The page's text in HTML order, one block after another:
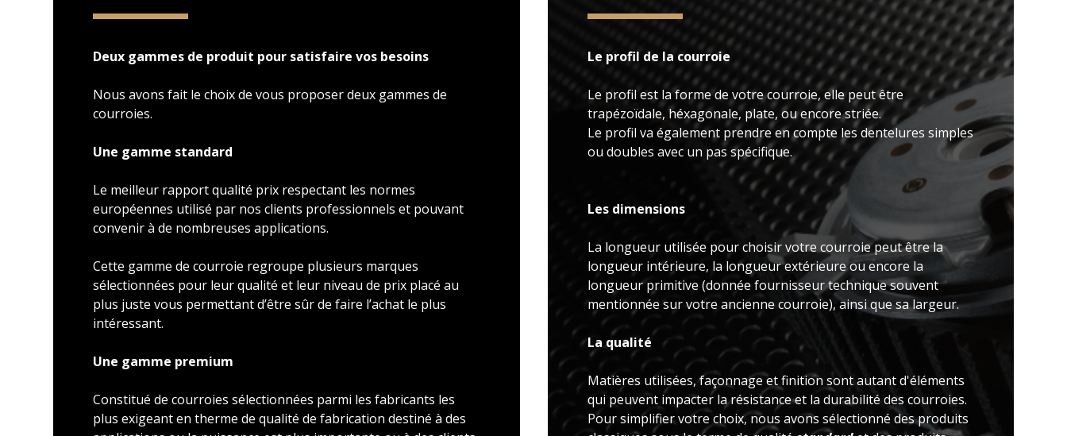
Deux gammes de produit pour satisfaire vos besoins
Nous avons fait le choix de vous proposer deux gammes de
courroies.
Une gamme standard
Le meilleur rapport qualité prix respectant les normes
européennes utilisé par nos clients professionnels et pouvant
convenir à de nombreuses applications.
Cette gamme de courroie regroupe plusieurs marques
sélectionnées pour leur qualité et leur niveau de prix placé au
plus juste vous permettant d’être sûr de faire l’achat le plus
intéressant.
Une gamme premium
Constitué de courroies sélectionnées parmi les fabricants les
plus exigeant en therme de qualité de fabrication destiné à des
Le profil de la courroie
Le profil est la forme de votre courroie, elle peut être
trapézoïdale, héxagonale, plate, ou encore striée.
Le profil va également prendre en compte les dentelures simples
ou doubles avec un pas spécifique.
Les dimensions
La longueur utilisée pour choisir votre courroie peut être la
longueur intérieure, la longueur extérieure ou encore la
longueur primitive (donnée fournisseur technique souvent
mentionnée sur votre ancienne courroie), ainsi que sa largeur.
La qualité
Matières utilisées, façonnage et finition sont autant d'éléments
qui peuvent impacter la résistance et la durabilité des courroies.
Pour simplifier votre choix, nous avons sélectionné des produits